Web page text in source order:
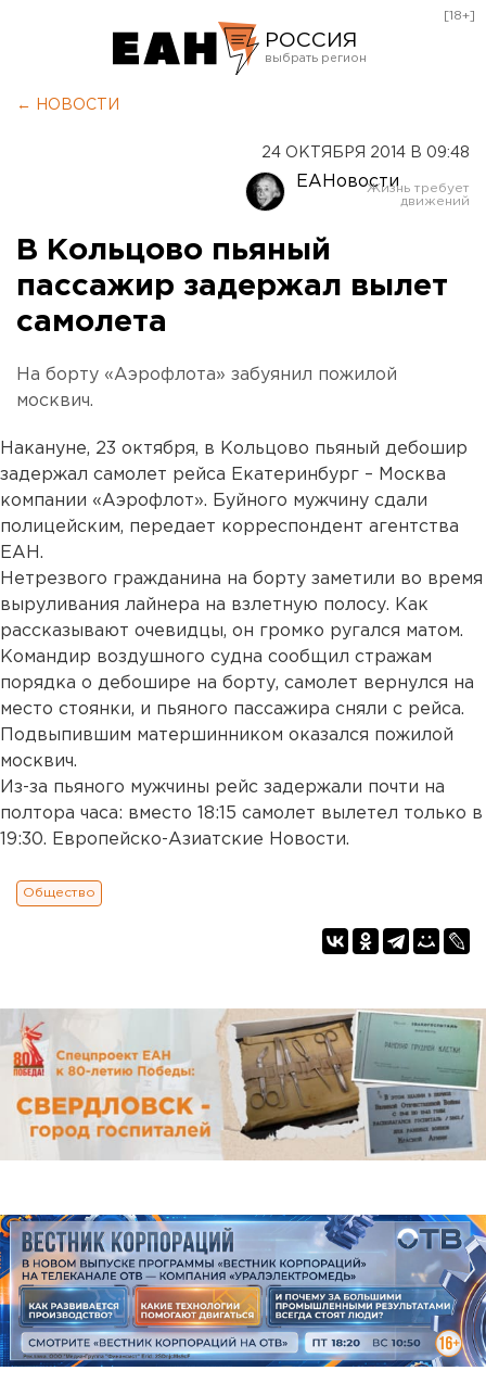
РОССИЯ
Оренбург
[18+]
← НОВОСТИ
24 ОКТЯБРЯ 2014 В 09:48
ЕАНовости
В Кольцово пьяный
пассажир задержал вылет
самолета
На борту «Аэрофлота» забуянил пожилой
москвич.
Накануне, 23 октября, в Кольцово пьяный дебошир
задержал самолет рейса Екатеринбург – Москва
компании «Аэрофлот». Буйного мужчину сдали
полицейским, передает корреспондент агентства
ЕАН.
Нетрезвого гражданина на борту заметили во время
выруливания лайнера на взлетную полосу. Как
рассказывают очевидцы, он громко ругался матом.
Командир воздушного судна сообщил стражам
порядка о дебошире на борту, самолет вернулся на
место стоянки, и пьяного пассажира сняли с рейса.
Подвыпившим матершинником оказался пожилой
москвич.
Из-за пьяного мужчины рейс задержали почти на
полтора часа: вместо 18:15 самолет вылетел только в
19:30. Европейско-Азиатские Новости.
Общество